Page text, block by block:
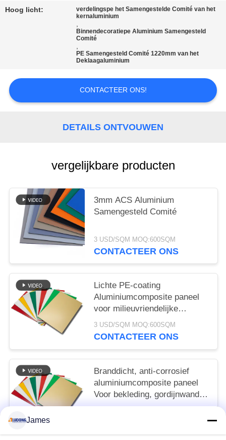
PRIVACYBELEID
Hoog licht:
verdelingspe het Samengestelde Comité van het
kernaluminium
,
Binnendecoratiepe Aluminium Samengesteld
Comité
,
PE Samengesteld Comité 1220mm van het
Deklaagaluminium
CONTACTEER ONS!
DETAILS ONTVOUWEN
vergelijkbare producten
3mm ACS Aluminium
Samengesteld Comité
3 USD/SQM MOQ:600SQM
CONTACTEER ONS
Lichte PE-coating
Aluminiumcomposite paneel
voor milieuvriendelijke
borden, winkelvoorziening,
interieurversiering
3 USD/SQM MOQ:600SQM
CONTACTEER ONS
Branddicht, anti-corrosief
aluminiumcomposite paneel
Voor bekleding, gordijnwand,
interieur decoratie
James